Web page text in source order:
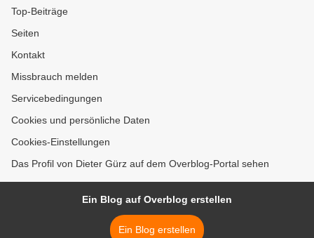
Top-Beiträge
Seiten
Kontakt
Missbrauch melden
Servicebedingungen
Cookies und persönliche Daten
Cookies-Einstellungen
Das Profil von Dieter Gürz auf dem Overblog-Portal sehen
Ein Blog auf Overblog erstellen
Ein Blog erstellen